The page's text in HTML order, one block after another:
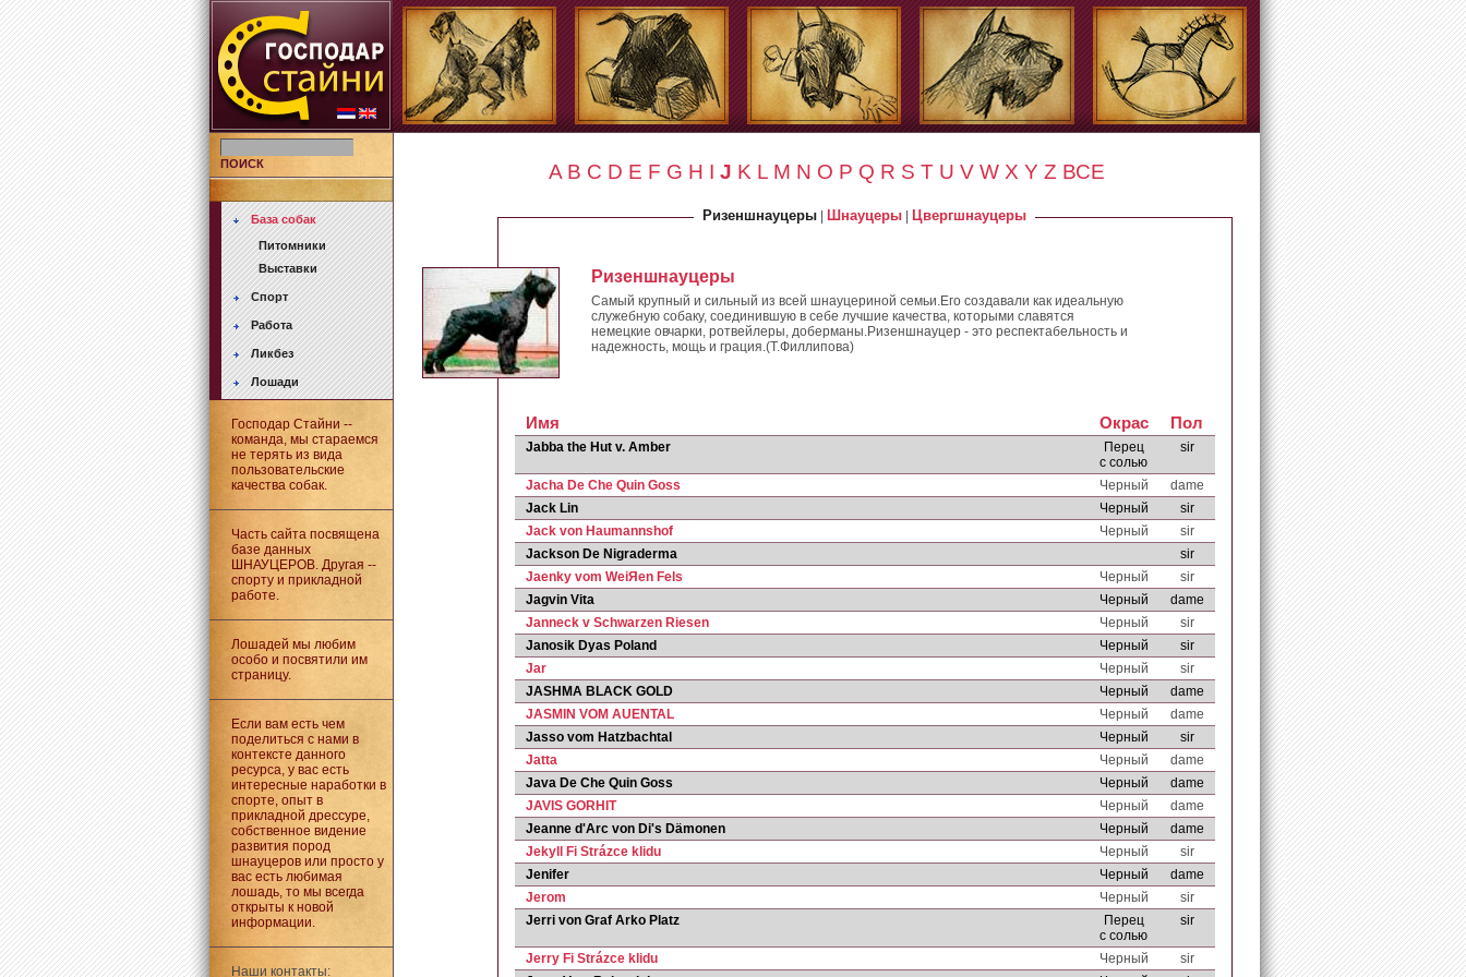
ПОИСК
База собак
Питомники
Выставки
Спорт
Работа
Ликбез
Лошади
Господар Стайни --
команда, мы стараемся
не терять из вида
пользовательские
качества собак.
Часть сайта посвящена
базе данных
ШНАУЦЕРОВ. Другая --
спорту и прикладной
работе.
Лошадей мы любим
особо и посвятили им
страницу.
Если вам есть чем
поделиться с нами в
контексте данного
ресурса, у вас есть
интересные наработки в
спорте, опыт в
прикладной дрессуре,
собственное видение
развития пород
шнауцеров или просто у
вас есть любимая
лошадь, то мы всегда
открыты к новой
информации.
Наши контакты:
A B C D E F G H I J K L M N O P Q R S T U V W X Y Z ВСЕ
Ризеншнауцеры Шнауцеры Цвергшнауцеры
Ризеншнауцеры
Самый крупный и сильный из всей шнауцериной семьи.Его создавали как идеальную
служебную собаку, соединившую в себе лучшие качества, которыми славятся
немецкие овчарки, ротвейлеры, доберманы.Ризеншнауцер - это респектабельность и
надежность, мощь и грация.(Т.Филлипова)
Имя Oкрас Пол
Jabba the Hut v. Amber
Перец
с солью
sir
Jacha De Che Quin Goss Черный
dame
Jack Lin
Черный
sir
Jack von Haumannshof
Черный
sir
Jackson De Nigraderma
sir
Jaenky vom WeiЯen Fels
Черный
sir
Jagvin Vita
Черный
dame
Janneck v Schwarzen Riesen
Черный
sir
Janosik Dyas Poland
Черный
sir
Jar
Черный
sir
JASHMA BLACK GOLD
Черный
dame
JASMIN VOM AUENTAL
Черный
dame
Jasso vom Hatzbachtal
Черный
sir
Jatta
Черный
dame
Java De Che Quin Goss
Черный
dame
JAVIS GORHIT
Черный
dame
Jeanne d'Arc von Di's Dämonen
Черный
dame
Jekyll Fi Strázce klidu
Черный
sir
Jenifer
Черный
dame
Jerom
Черный
sir
Jerri von Graf Arko Platz
Перец
с солью
sir
Jerry Fi Strázce klidu Черный
sir